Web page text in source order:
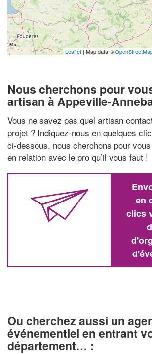
Leaflet| Map data ©
Nous cherchons pour
artisan à Appeville-
Vous ne savez pas quel artisan
projet ? Indiquez-nous en quelques
ci-dessous, nous cherchons pour
en relation avec le pro qu’il vous faut !
en
clics
Ou cherchez aussi un
événementiel en entrant
département… :